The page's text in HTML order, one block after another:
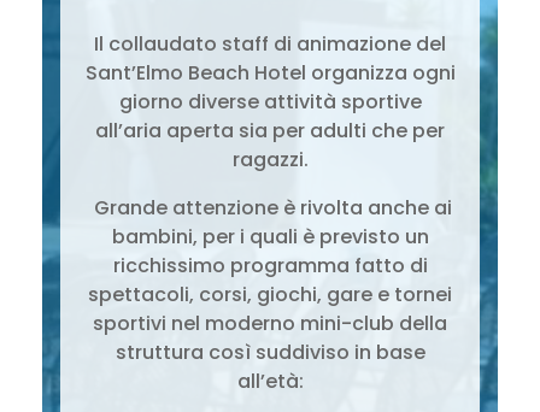
Il collaudato staff di animazione del
Sant’Elmo Beach Hotel organizza ogni
giorno diverse attività sportive
all’aria aperta sia per adulti che per
ragazzi.
Grande attenzione è rivolta anche ai
bambini, per i quali è previsto un
ricchissimo programma fatto di
spettacoli, corsi, giochi, gare e tornei
sportivi nel moderno mini-club della
struttura così suddiviso in base
all’età: